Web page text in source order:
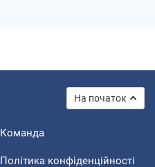
На початок
Команда
Політика конфіденційності